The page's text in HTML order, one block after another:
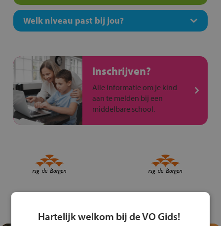
Welk niveau past bij jou?
Inschrijven?
Alle informatie om je kind
aan te melden bij een
middelbare school.
Hartelijk welkom bij de VO Gids!